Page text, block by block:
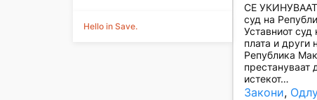
Hello in Save.
СЕ УКИНУВААТ
суд на
Уставниот суд
плата и други
Република
престануваат
истекот…
Закони,